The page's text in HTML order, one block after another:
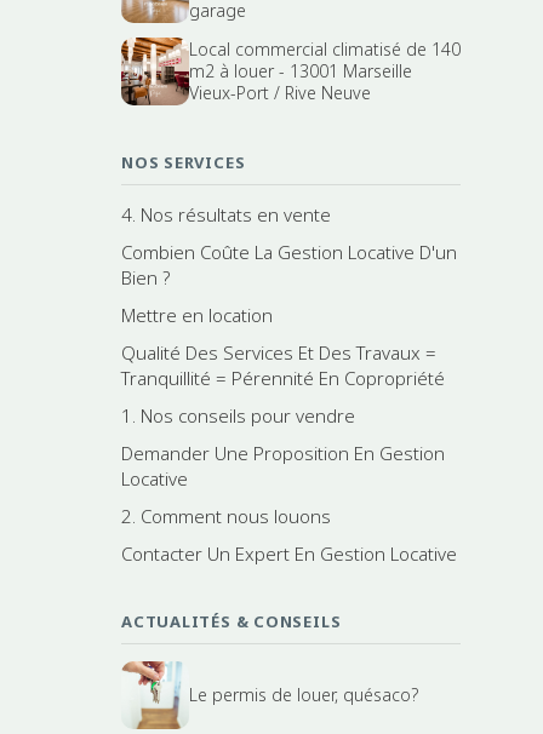
garage
Local commercial climatisé de 140
m2 à louer - 13001 Marseille
Vieux-Port / Rive Neuve
NOS SERVICES
4. Nos résultats en vente
Combien Coûte La Gestion Locative D'un
Bien ?
Mettre en location
Qualité Des Services Et Des Travaux =
Tranquillité = Pérennité En Copropriété
1. Nos conseils pour vendre
Demander Une Proposition En Gestion
Locative
2. Comment nous louons
Contacter Un Expert En Gestion Locative
ACTUALITÉS & CONSEILS
Le permis de louer, quésaco?